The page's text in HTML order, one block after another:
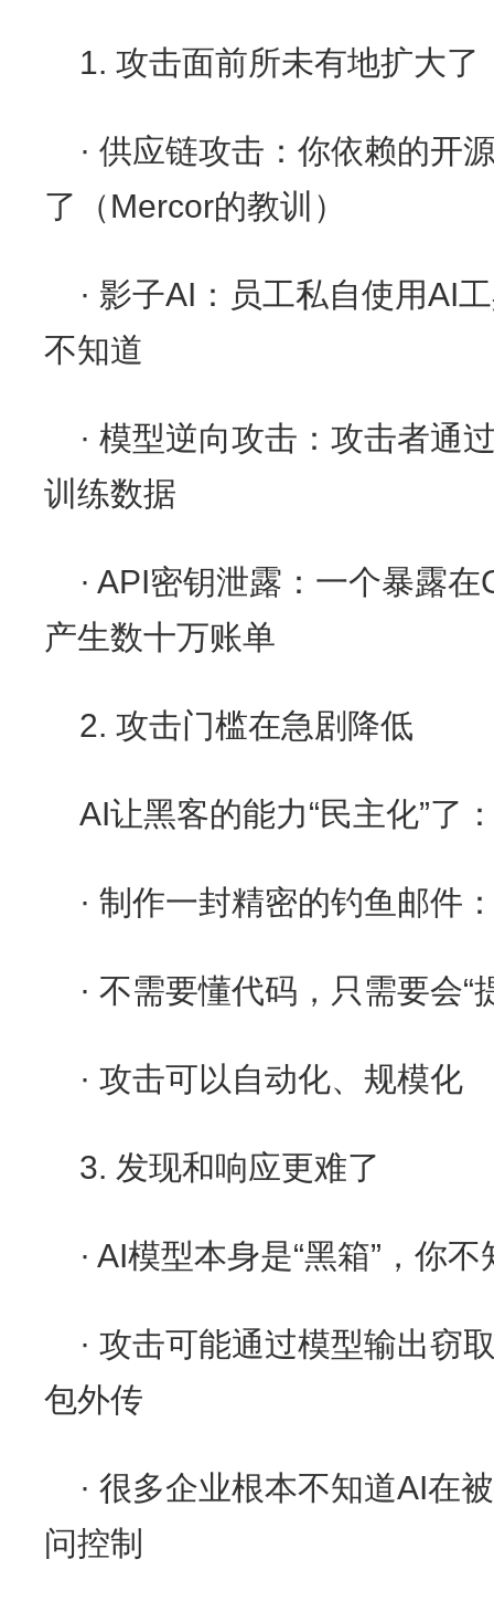
1. 攻击面前所未有地扩大了
· 供应链攻击：你依赖的开
了（Mercor的教训）
· 影子AI：员工私自使用AI
不知道
· 模型逆向攻击：攻击者通
训练数据
· API密钥泄露：一个暴露
产生数十万账单
2. 攻击门槛在急剧降低
AI让黑客的能力“民主化”了
· 制作一封精密的钓鱼邮件
· 不需要懂代码，只需要会“
· 攻击可以自动化、规模化
3. 发现和响应更难了
· AI模型本身是“黑箱”，你
· 攻击可能通过模型输出窃
包外传
· 很多企业根本不知道AI
问控制